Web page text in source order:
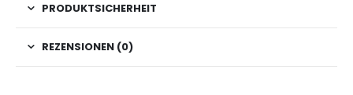
PRODUKTSICHERHEIT
REZENSIONEN (0)